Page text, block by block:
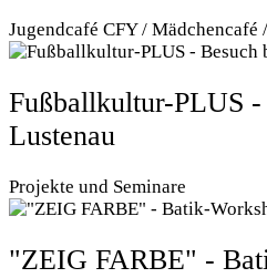
Jugendcafé CFY / Mädchencafé
Fußballkultur-PLUS -
Lustenau
Projekte und Seminare
"ZEIG FARBE" -